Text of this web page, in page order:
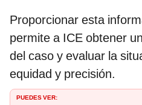
Proporcionar esta
permite a ICE obtener
del caso y evaluar la
equidad y precisión.
PUEDES VER: